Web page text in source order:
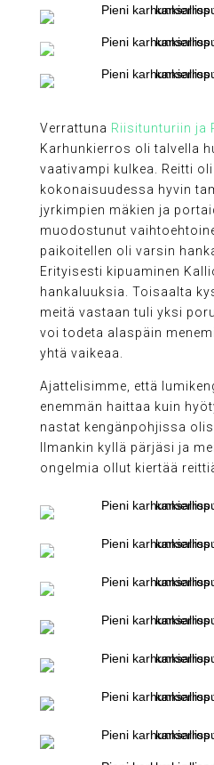
Verrattuna Riisitunturiin ja
Karhunkierros oli talvella
vaativampi kulkea. Reitti
kokonaisuudessa hyvin
jyrkimpien mäkien ja
muodostunut
paikoitellen oli varsin
Erityisesti kipuaminen
hankaluuksia. Toisaalta
meitä vastaan tuli yksi
voi todeta alaspäin
yhtä vaikeaa.
Ajattelisimme, että
enemmän haittaa kuin
nastat kengänpohjissa
Ilmankin kyllä pärjäsi ja
ongelmia ollut kiertää